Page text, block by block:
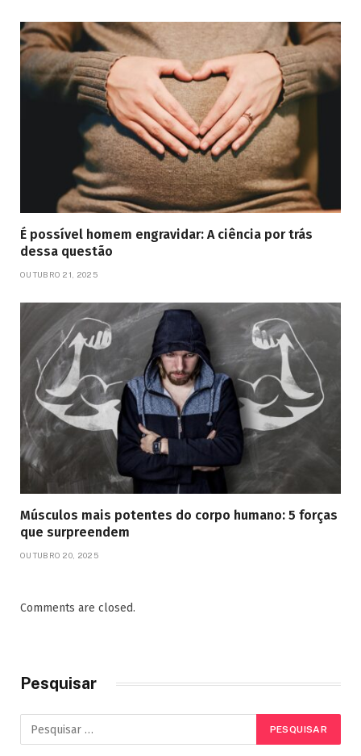
É possível homem engravidar: A ciência por trás
dessa questão
OUTUBRO 21, 2025
Músculos mais potentes do corpo humano: 5 forças
que surpreendem
OUTUBRO 20, 2025
Comments are closed.
Pesquisar